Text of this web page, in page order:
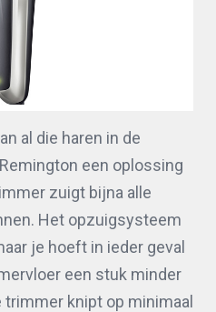
al die haren in de
een oplossing
zuigt bijna alle
Het opzuigsysteem
je hoeft in ieder geval
een stuk minder
knipt op minimaal